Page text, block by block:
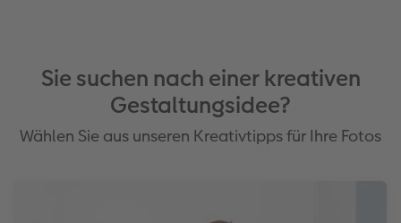
Sie suchen nach einer kreativen
Gestaltungsidee?
Wählen Sie aus unseren Kreativtipps für Ihre Fotos